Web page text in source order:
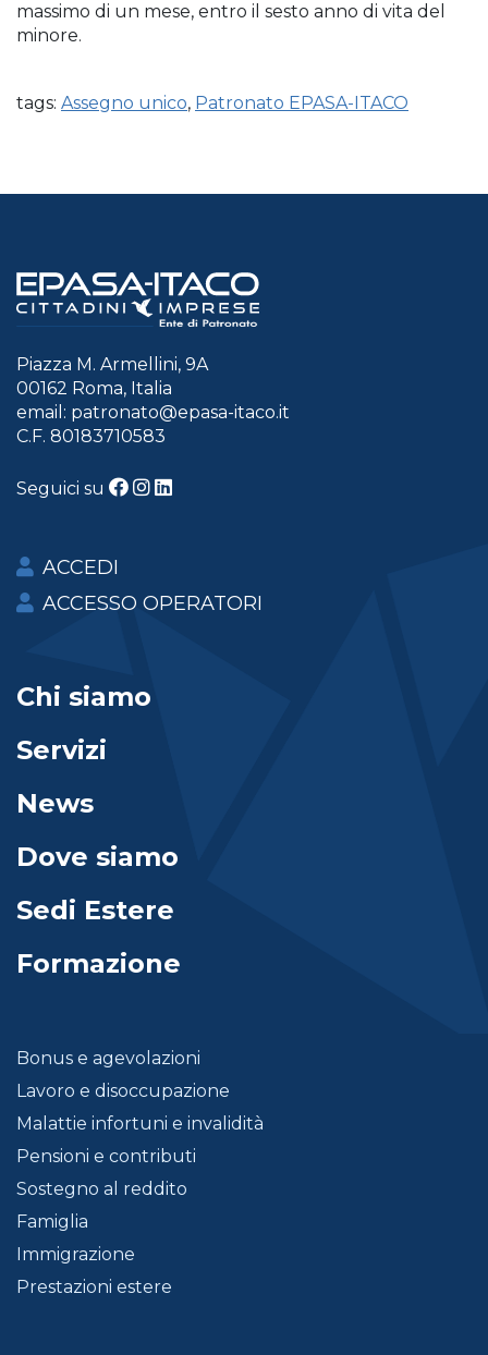
massimo di un mese, entro il sesto anno di vita del
minore.
tags: Assegno unico, Patronato EPASA-ITACO
Piazza M. Armellini, 9A
00162 Roma, Italia
email: patronato@epasa-itaco.it
C.F. 80183710583
Seguici su
Chi siamo
Servizi
News
Dove siamo
Sedi Estere
Formazione
Bonus e agevolazioni
Lavoro e disoccupazione
Malattie infortuni e invalidità
Pensioni e contributi
Sostegno al reddito
Famiglia
Immigrazione
Prestazioni estere
ACCEDI
ACCESSO OPERATORI